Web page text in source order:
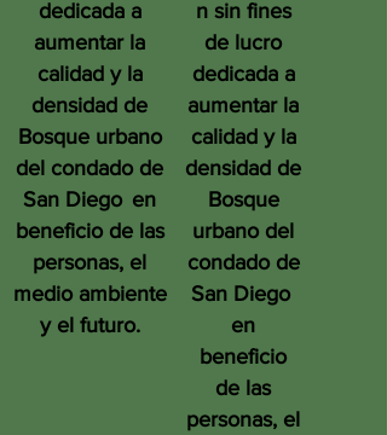
dedicada a
aumentar la
calidad y la
densidad de
Bosque urbano
del condado de
San Diego en
beneficio de las
personas, el
medio ambiente
y el futuro.
n sin fines
de lucro
dedicada a
aumentar la
calidad y la
densidad de
Bosque
urbano del
condado de
San Diego
en
beneficio
de las
personas, el